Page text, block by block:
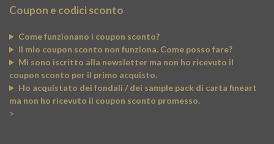
Coupon e codici sconto
Come funzionano i coupon sconto?
Il mio coupon sconto non funziona. Come posso fare?
Mi sono iscritto alla newsletter ma non ho ricevuto il
coupon sconto per il primo acquisto.
Ho acquistato dei fondali / dei sample pack di carta fineart
ma non ho ricevuto il coupon sconto promesso.
>